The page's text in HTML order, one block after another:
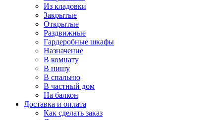
Из кладовки
Закрытые
Открытые
Раздвижные
Гардеробные шкафы
Назначение
В комнату
В нишу
В спальню
В частный дом
На балкон
Доставка и оплата
Как сделать заказ